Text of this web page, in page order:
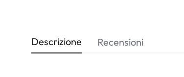
Descrizione Recensioni